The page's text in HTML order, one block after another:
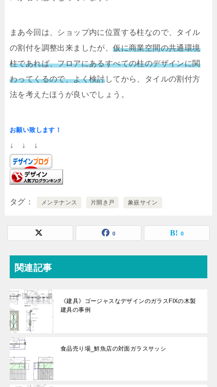
まあ今回は、ショップ内に位置する柱なので、タイル
の割付を調整出来ましたが、仮に商業空間の共通環境
柱であれば、フロアにあるすべての柱のデザインに関
わってくるので、よく検討してから、タイルの割付方
法を考えたほうが良いでしょう。
お願い致します！
↓ ↓ ↓
タグ メンテナンス 片開き戸 象嵌サイン
0 0
関連記事
《建具》ゴージャスなデザインのガラスFIXの木製
建具の事例
食品売り場_鮮魚店の対面ガラスサッシ